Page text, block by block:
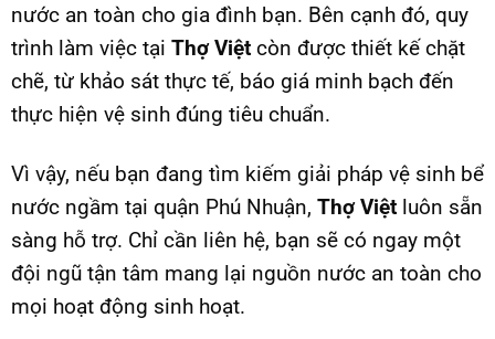
nước an toàn cho gia đình bạn. Bên cạnh đó, quy
trình làm việc tại Thợ Việt còn được thiết kế chặt
chẽ, từ khảo sát thực tế, báo giá minh bạch đến
thực hiện vệ sinh đúng tiêu chuẩn.
Vì vậy, nếu bạn đang tìm kiếm giải pháp vệ sinh bể
nước ngầm tại quận Phú Nhuận, Thợ Việt luôn sẵn
sàng hỗ trợ. Chỉ cần liên hệ, bạn sẽ có ngay một
đội ngũ tận tâm mang lại nguồn nước an toàn cho
mọi hoạt động sinh hoạt.